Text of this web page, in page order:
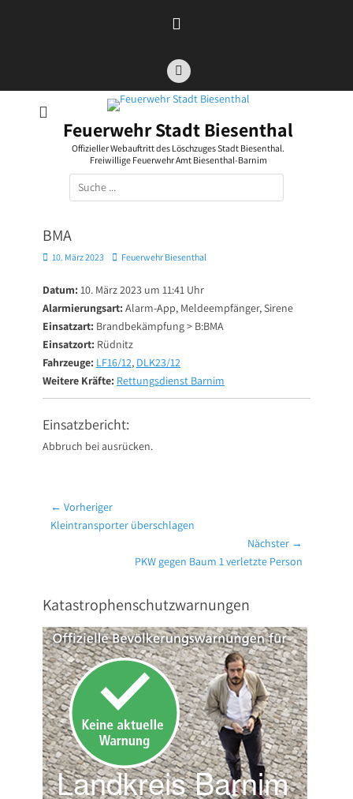
Facebook
Feuerwehr Stadt Biesenthal
Offizieller Webauftritt des Löschzuges Stadt Biesenthal.
Freiwillige Feuerwehr Amt Biesenthal-Barnim
Suchen
nach:
BMA
Posted
10. März 2023 AutorFeuerwehr Biesenthal
Datum: 10. März 2023 um 11:41 Uhr
Alarmierungsart: Alarm-App, Meldeempfänger, Sirene
Einsatzart: Brandbekämpfung > B:BMA
Einsatzort: Rüdnitz
Fahrzeuge: LF16/12, DLK23/12
Weitere Kräfte: Rettungsdienst Barnim
Einsatzbericht:
Abbruch bei ausrücken.
Beitragsnavigation
← Vorheriger
Vorheriger
Kleintransporter überschlagen
Nächster →
PKW gegen Baum 1 verletzte Person
Katastrophenschutzwarnungen